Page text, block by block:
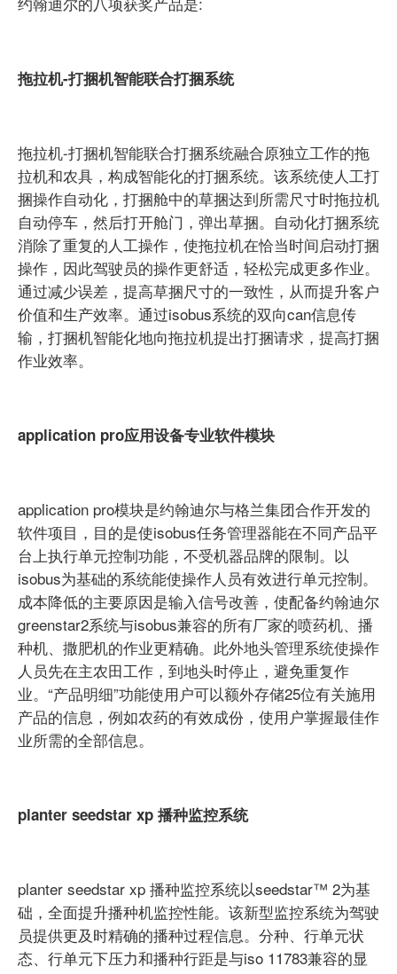
拖拉机-打捆机智能联合打捆系统
拖拉机-打捆机智能联合打捆系统融合原独立工作的拖
拉机和农具，构成智能化的打捆系统。该系统使人工打
捆操作自动化，打捆舱中的草捆达到所需尺寸时拖拉机
自动停车，然后打开舱门，弹出草捆。自动化打捆系统
消除了重复的人工操作，使拖拉机在恰当时间启动打捆
操作，因此驾驶员的操作更舒适，轻松完成更多作业。
通过减少误差，提高草捆尺寸的一致性，从而提升客户
价值和生产效率。通过isobus系统的双向can信息传
输，打捆机智能化地向拖拉机提出打捆请求，提高打捆
作业效率。
application pro应用设备专业软件模块
application pro模块是约翰迪尔与格兰集团合作开发的
软件项目，目的是使isobus任务管理器能在不同产品平
台上执行单元控制功能，不受机器品牌的限制。以
isobus为基础的系统能使操作人员有效进行单元控制。
成本降低的主要原因是输入信号改善，使配备约翰迪尔
greenstar2系统与isobus兼容的所有厂家的喷药机、播
种机、撒肥机的作业更精确。此外地头管理系统使操作
人员先在主农田工作，到地头时停止，避免重复作
业。“产品明细”功能使用户可以额外存储25位有关施用
产品的信息，例如农药的有效成份，使用户掌握最佳作
业所需的全部信息。
planter seedstar xp 播种监控系统
planter seedstar xp 播种监控系统以seedstar™ 2为基
础，全面提升播种机监控性能。该新型监控系统为驾驶
员提供更及时精确的播种过程信息。分种、行单元状
态、行单元下压力和播种行距是与iso 11783兼容的显